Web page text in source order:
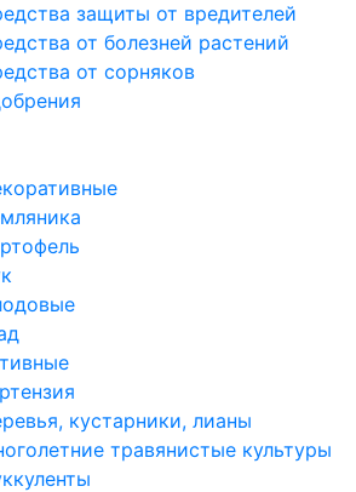
защиты от вредителей
от болезней растений
от сорняков
кустарники, лианы
травянистые культуры